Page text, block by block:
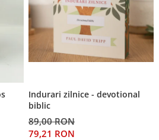
Indurari zilnice - devotional
biblic
89,00 RON
79,21 RON